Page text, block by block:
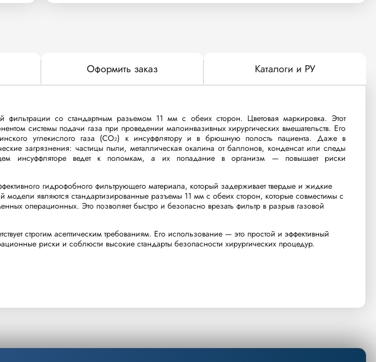
Оформить заказ Каталоги и РУ
фильтрации со стандартным разьемом 11 мм с обеих сторон. Цветовая маркировка. Этот
системы подачи газа при проведении малоинвазивных хирургических вмешательств. Его
углекислого газа (CO₂) к инсуффлятору и в брюшную полость пациента. Даже в
загрязнения: частицы пыли, металлическая окалина от баллонов, конденсат или следы
инсуффляторе ведет к поломкам, а их попадание в организм — повышает риски
гидрофобного фильтрующего материала, который задерживает твердые и жидкие
являются стандартизированные разъемы 11 мм с обеих сторон, которые совместимы с
операционных. Это позволяет быстро и безопасно врезать фильтр в разрыв газовой
строгим асептическим требованиям. Его использование — это простой и эффективный
риски и соблюсти высокие стандарты безопасности хирургических процедур.